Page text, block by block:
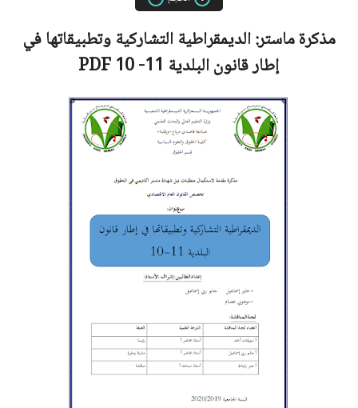
مذكرة ماستر:الديمقراطية التشاركية وتطبيقاتها في
إطار قانون البلدية 11- 10
PDF